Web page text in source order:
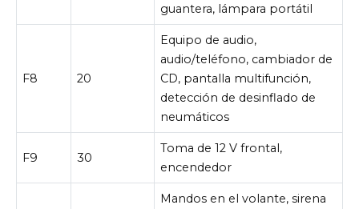
guantera, lámpara portátil
F8 20
Equipo de audio,
audio/teléfono, cambiador de
CD, pantalla multifunción,
detección de desinflado de
neumáticos
F9 30
Toma de 12 V frontal,
encendedor
Mandos en el volante, sirena